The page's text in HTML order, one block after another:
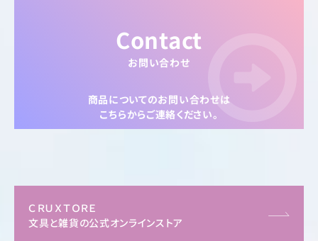
Contact
お問い合わせ
商品についてのお問い合わせは
こちらからご連絡ください。
ＣＲＵＸＴＯＲＥ
文具と雑貨の公式オンラインストア